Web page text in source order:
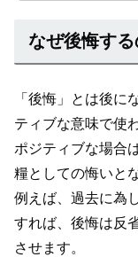
なぜ後悔す
「後悔」とは後に
ティブな意味で使
ポジティブな場合
糧としての悔いと
例えば、過去に為
すれば、後悔は反
させます。